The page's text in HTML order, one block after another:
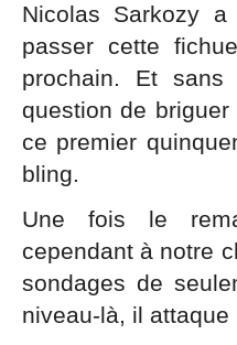
Nicolas Sarkozy
passer cette
prochain. Et sans
question de
ce premier
bling.
Une fois le
cependant à notre
sondages de
niveau-là, il